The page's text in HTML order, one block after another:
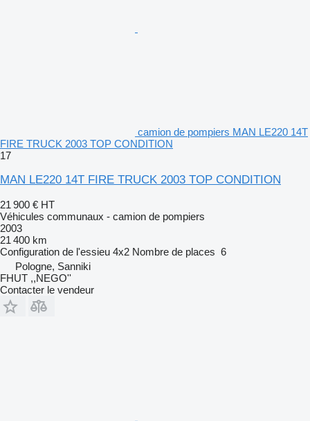
camion de pompiers MAN LE220 14T
FIRE TRUCK 2003 TOP CONDITION
17
MAN LE220 14T FIRE TRUCK 2003 TOP CONDITION
21 900 € HT
Véhicules communaux - camion de pompiers
2003
21 400 km
Configuration de l'essieu 4x2 Nombre de places 6
Pologne, Sanniki
FHUT ,,NEGO''
Contacter le vendeur